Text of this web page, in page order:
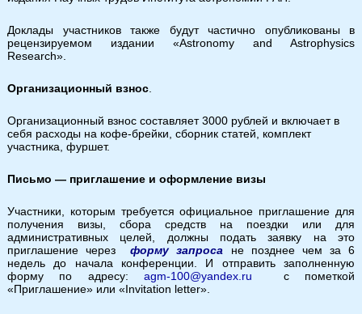
Доклады участников также будут частично опубликованы в
рецензируемом издании «Astronomy and Astrophysics
Research».
Организационный взнос
Организационный взнос составляет 3000 рублей и включает в
себя расходы на кофе-брейки, сборник статей, комплект
участника, фуршет.
Письмо — приглашение и оформление визы
Участники, которым требуется официальное приглашение для
получения визы, сбора средств на поездки или для
административных целей, должны подать заявку на это
приглашение черезформу запроса не позднее чем за 6
недель до начала конференции. И отправить заполненную
форму по адресу: agm-100@yandex.ru
с пометкой
«Приглашение» или «Invitation letter».